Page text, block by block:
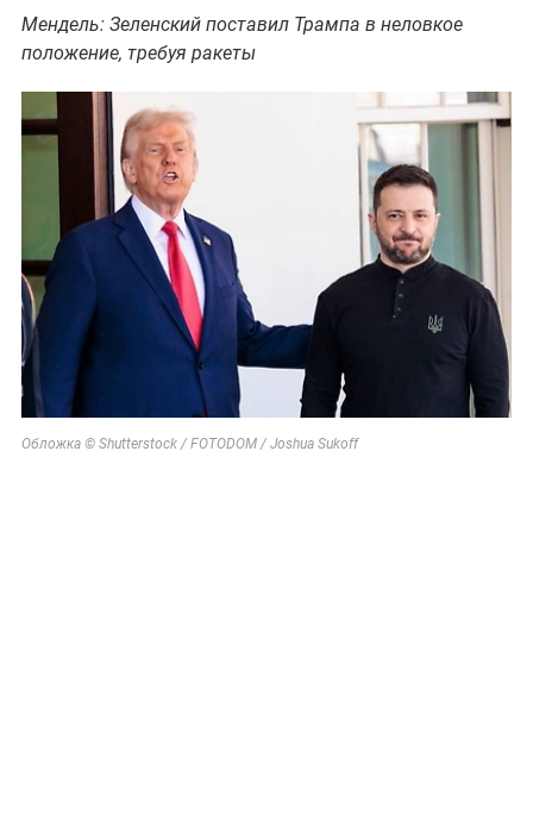
Мендель: Зеленский поставил Трампа в неловкое
положение, требуя ракеты
Обложка © Shutterstock / FOTODOM / Joshua Sukoff